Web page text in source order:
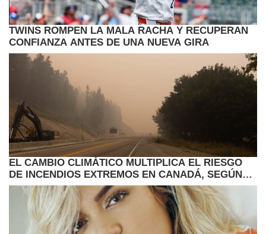
TWINS ROMPEN LA MALA RACHA Y RECUPERAN
CONFIANZA ANTES DE UNA NUEVA GIRA
EL CAMBIO CLIMÁTICO MULTIPLICA EL RIESGO
DE INCENDIOS EXTREMOS EN CANADÁ, SEGÚN
ESTUDIO